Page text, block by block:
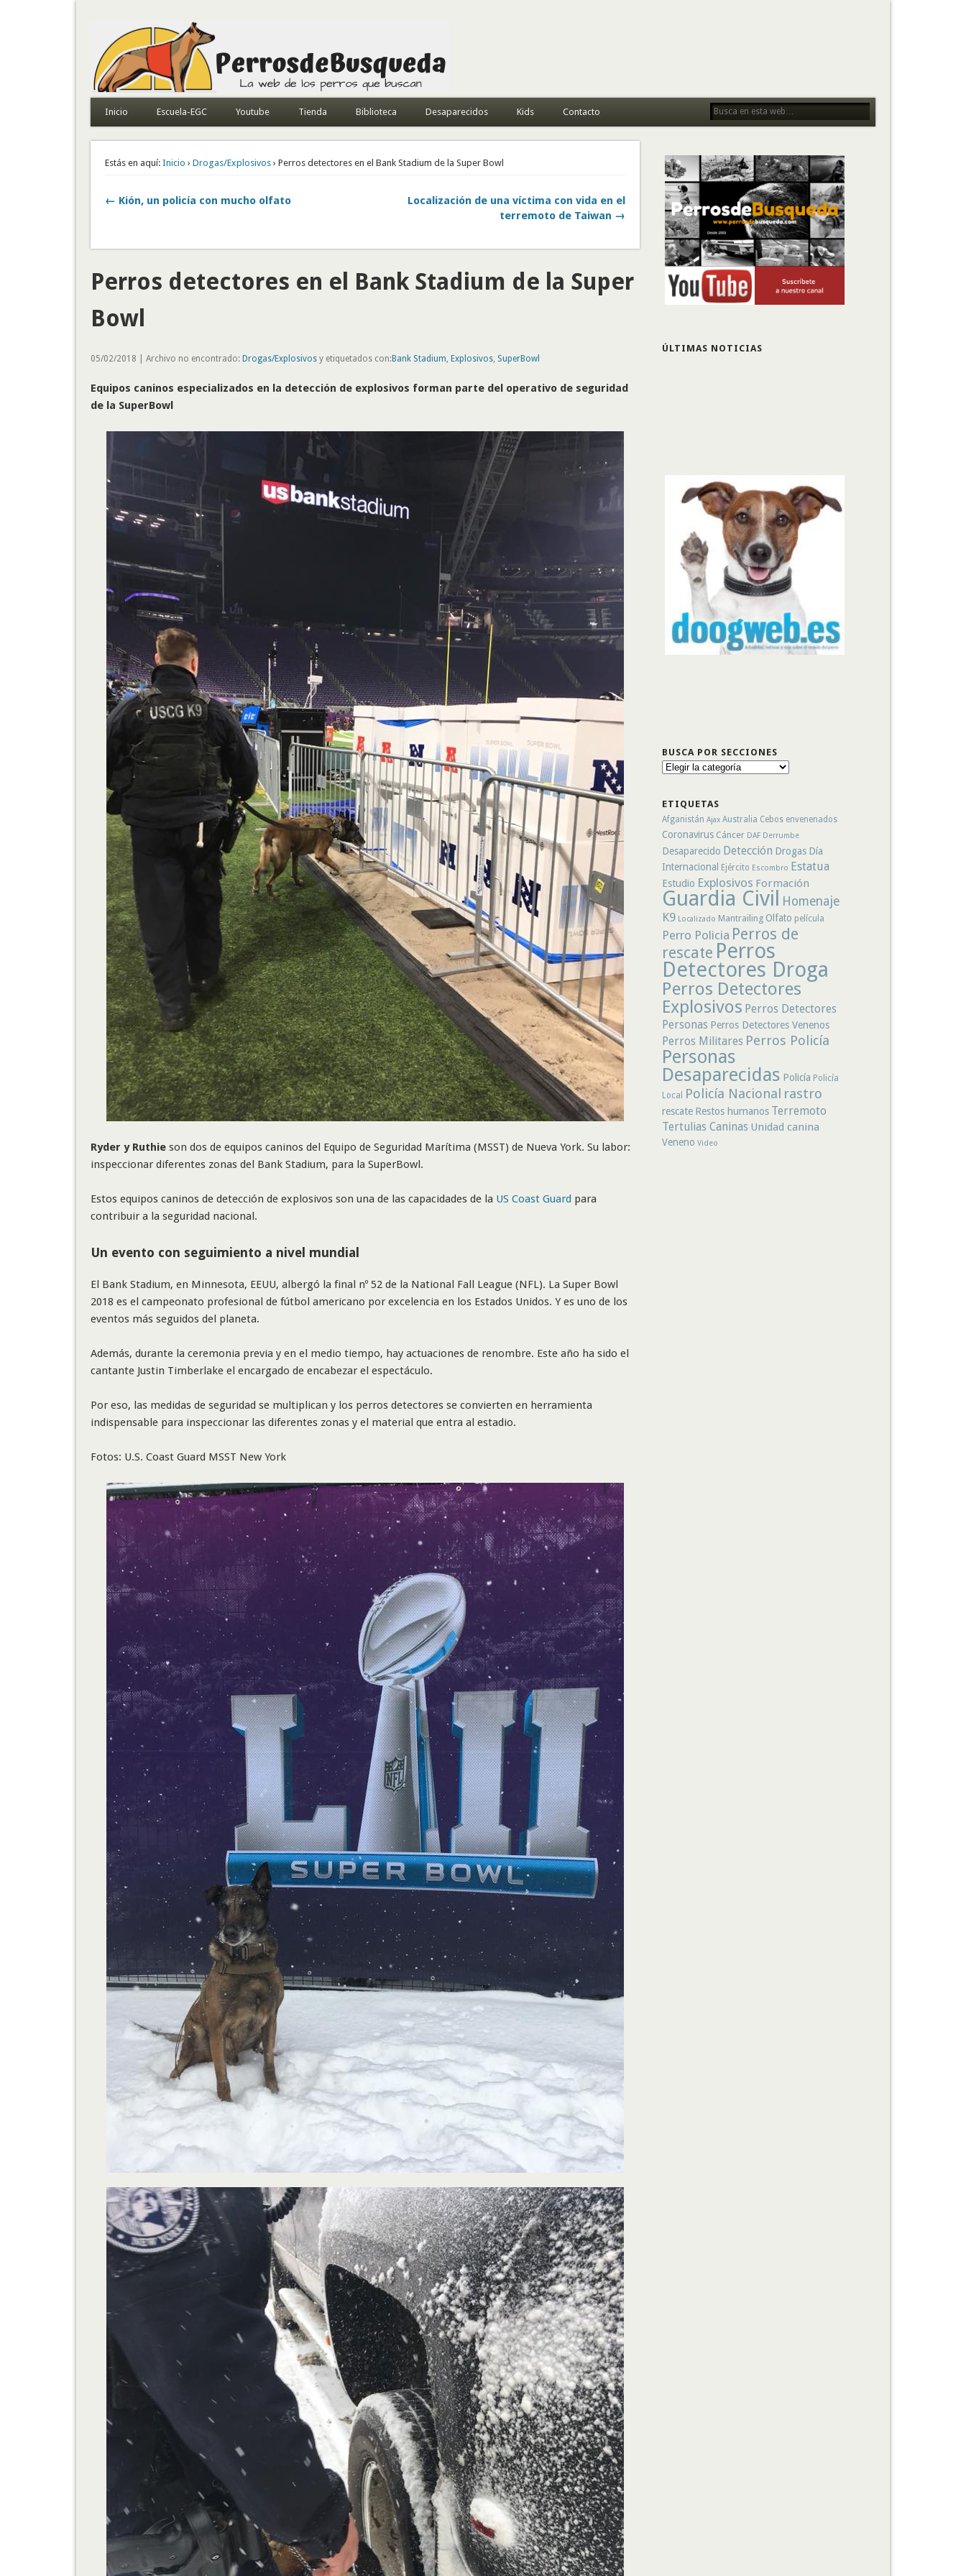
Todo sobre perros de búsqueda y detectores
Inicio Escuela-EGC Youtube Tienda Biblioteca Desaparecidos Kids Contacto
Estás en aquí: Inicio › Drogas/Explosivos› Perros detectores en el Bank Stadium de la Super Bowl
← Kión, un policía con mucho olfato
Localización de una víctima con vida en el
terremoto de Taiwan →
Perros detectores en el Bank Stadium de la Super
Bowl
05/02/2018 | Archivo no encontrado: Drogas/Explosivosy etiquetados con:Bank Stadium Explosivos, SuperBowl
Equipos caninos especializados en la detección de explosivos forman parte del operativo de seguridad
de la SuperBowl
Ryder y Ruthieson dos de equipos caninos del Equipo de Seguridad Marítima (MSST) de Nueva York. Su labor:
inspeccionar diferentes zonas del Bank Stadium, para la SuperBowl.
Estos equipos caninos de detección de explosivos son una de las capacidades de la US Coast Guard para
contribuir a la seguridad nacional.
Un evento con seguimiento a nivel mundial
El Bank Stadium, en Minnesota, EEUU, albergó la final nº 52 de la National Fall League (NFL). La Super Bowl
2018 es el campeonato profesional de fútbol americano por excelencia en los Estados Unidos. Y es uno de los
eventos más seguidos del planeta.
Además, durante la ceremonia previa y en el medio tiempo, hay actuaciones de renombre. Este año ha sido el
cantante Justin Timberlake el encargado de encabezar el espectáculo.
Por eso, las medidas de seguridad se multiplican y los perros detectores se convierten en herramienta
indispensable para inspeccionar las diferentes zonas y el material que entra al estadio.
Fotos: U.S. Coast Guard MSST New York
ÚLTIMAS NOTICIAS
BUSCA POR SECCIONES
Busca
ETIQUETAS
Afganistán Ajax Australia Cebos envenenados
Coronavirus Cáncer DAF Derrumbe
Desaparecido Detección Drogas Día
Internacional
Ejército Escombro Estatua
Estudio Explosivos Formación
Guardia Civil
Homenaje
K9 Localizado Mantrailing Olfato película
Perro Policia Perros de
rescate Perros
Detectores Droga
Perros Detectores
Explosivos Perros Detectores
Personas Perros Detectores Venenos
Perros Militares Perros Policía
Personas
Desaparecidas Policía Policía
Local
Policía Nacional rastro
rescate Restos humanos Terremoto
Tertulias Caninas Unidad canina
Veneno Video